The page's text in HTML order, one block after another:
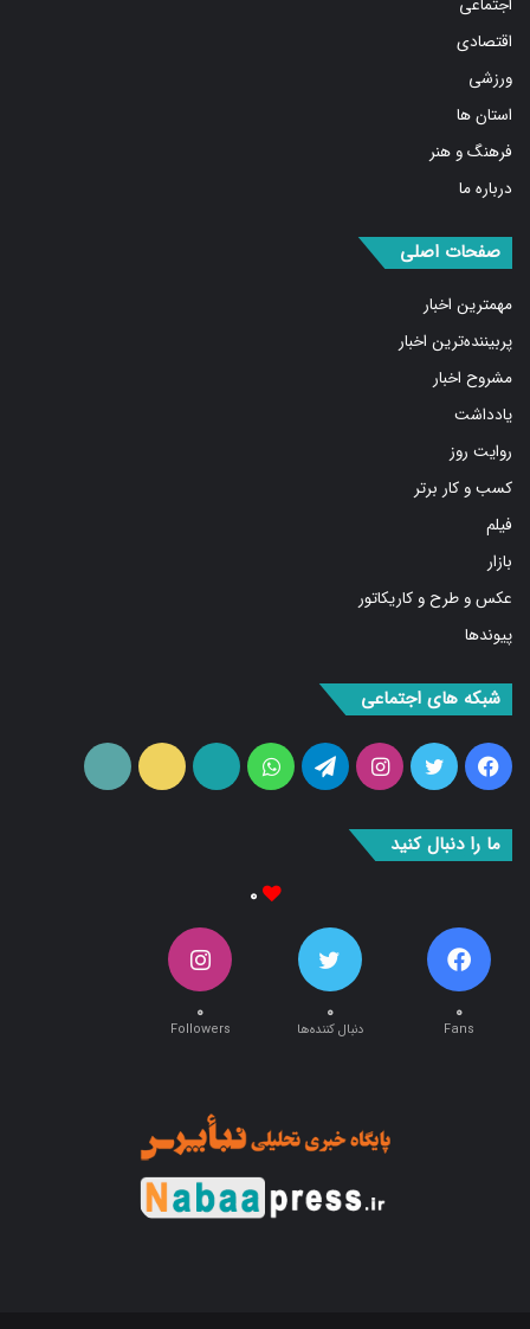
اقتصادی
ورزشی
استان ها
فرهنگ و هنر
درباره ما
مهمترین اخبار
پربیننده‌ترین اخبار
مشروح اخبار
یادداشت
روایت روز
کسب و کار برتر
فیلم
بازار
عکس و طرح و کاریکاتور
پیوندها
فیس
بوک
توییتراینستاگرامتلگرامواتس
آپ
آپارات ایتا